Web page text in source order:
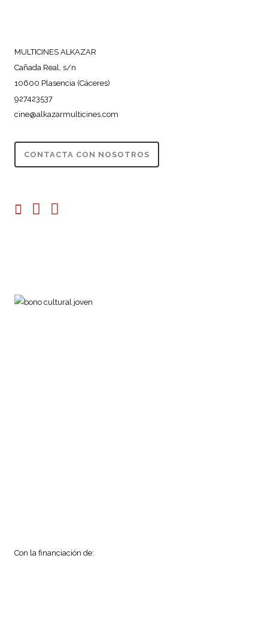
MULTICINES ALKAZAR
Cañada Real, s/n
10600 Plasencia (Cáceres)
927423537
cine@alkazarmulticines.com
CONTACTA CON NOSOTROS
Con la financiación de: